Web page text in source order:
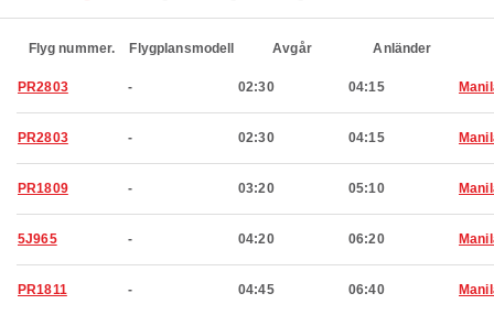
Flyg nummer. Flygplansmodell Avgår Anländer
PR2803 - 02:30 04:15
PR2803 - 02:30 04:15
PR1809 - 03:20 05:10
5J965 - 04:20 06:20
PR1811 - 04:45 06:40